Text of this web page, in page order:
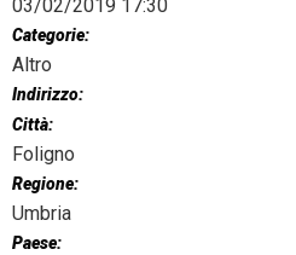
03/02/2019 17:30
Categorie:
Altro
Indirizzo:
Città:
Foligno
Regione:
Umbria
Paese: